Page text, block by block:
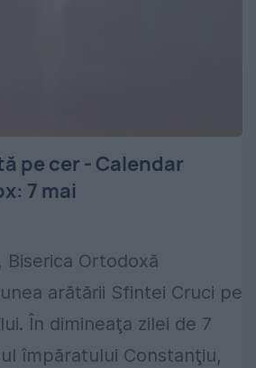
pe cer - Calendar
7 mai
Biserica Ortodoxă
arătării Sfintei Cruci pe
În dimineaţa zilei de 7
împăratului Constanţiu,